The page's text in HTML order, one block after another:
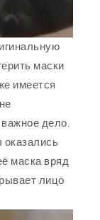
маски
имеется
дело.
оказались
маска вряд
лицо